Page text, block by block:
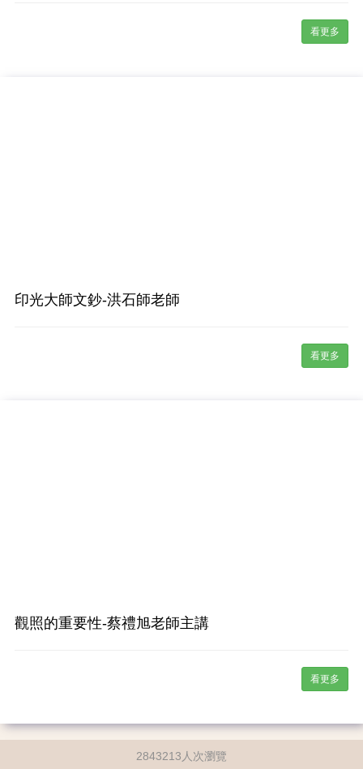
看更多
印光大師文鈔-洪石師老師
看更多
觀照的重要性-蔡禮旭老師主講
看更多
2843213人次瀏覽